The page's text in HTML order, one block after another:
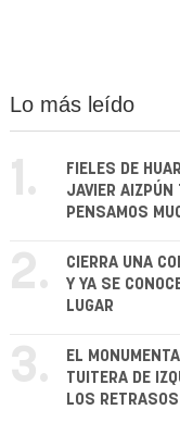
Lo más leído
1.
FIELES DE
JAVIER AIZPÚN
PENSAMOS
2.
CIERRA UNA
Y YA SE
LUGAR
3.
EL
TUITERA DE
LOS